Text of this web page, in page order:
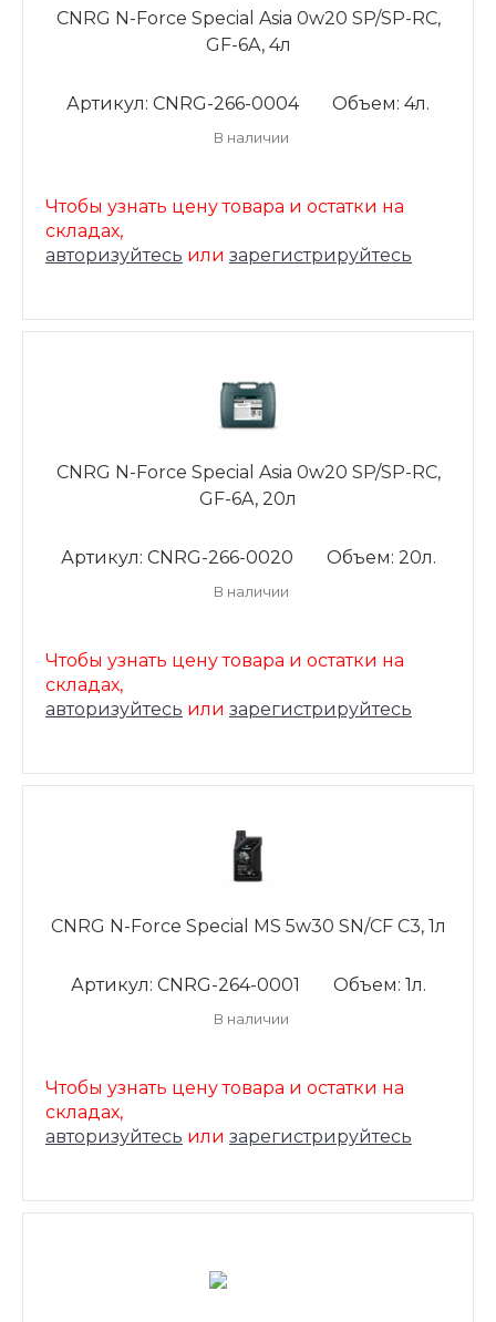
CNRG N-Force Special Asia 0w20 SP/SP-RC,
GF-6A, 4л
Артикул: CNRG-266-0004 Объем: 4л.
В наличии
Чтобы узнать цену товара и остатки на
складах,
авторизуйтесь или зарегистрируйтесь
CNRG N-Force Special Asia 0w20 SP/SP-RC,
GF-6A, 20л
Артикул: CNRG-266-0020 Объем: 20л.
В наличии
Чтобы узнать цену товара и остатки на
складах,
авторизуйтесь или зарегистрируйтесь
CNRG N-Force Special MS 5w30 SN/CF C3, 1л
Артикул: CNRG-264-0001 Объем: 1л.
В наличии
Чтобы узнать цену товара и остатки на
складах,
авторизуйтесь или зарегистрируйтесь